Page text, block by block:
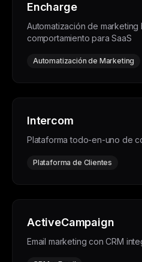
Encharge
Automatización de marketing
comportamiento para SaaS
Automatización de Marketing
Intercom
Plataforma todo-en-uno de
Plataforma de Clientes
ActiveCampaign
Email marketing con CRM